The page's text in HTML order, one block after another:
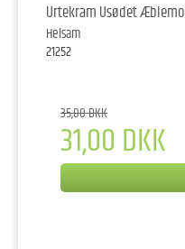
Urtekram Usødet
Helsam
21252
35,00 DKK
31,00 DKK